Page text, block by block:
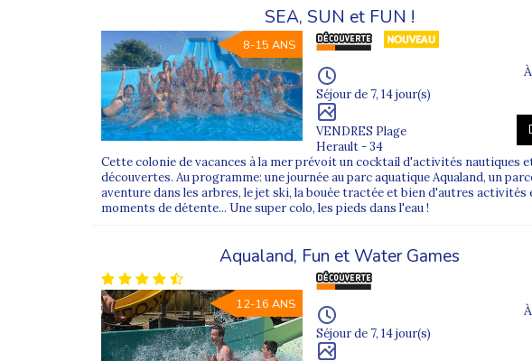
Mais Aqualand c'est aussi la sécurité avant tout, avec des
les bassins !
Viens profiter d'une parenthèse hors du temps pendant les
Entre toboggans géants, piscines à vagues et bassins à
SEA, SUN et FUN !
8-15 ANS
Séjour de 7, 14 jour(s)
VENDRES Plage
Herault - 34
Cette colonie de vacances à la mer prévoit un cocktail d'activités nautiques
découvertes. Au programme: une journée au parc aquatique Aqualand, un
aventure dans les arbres, le jet ski, la bouée tractée et bien d'autres activités
moments de détente... Une super colo, les pieds dans l'eau !
Aqualand, Fun et Water Games
12-16 ANS
Séjour de 7, 14 jour(s)